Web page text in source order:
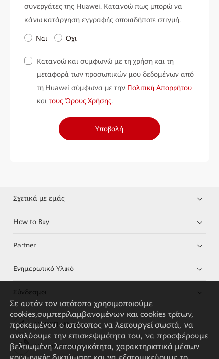
συνεργάτες της Huawei. Κατανοώ πως μπορώ να
κάνω κατάργηση εγγραφής οποιαδήποτε στιγμή.
Ναι Όχι
Κατανοώ και συμφωνώ με τη χρήση και τη
μεταφορά των προσωπικών μου δεδομένων από
τη Huawei σύμφωνα με την Πολιτική Απορρήτου
και τους Όρους Χρήσης.
Υποβολή
Σχετικά με εμάς
How to Buy
Partner
Ενημερωτικό Υλικό
Σύνδεσμοι
HUAWEI eKit App
Huawei HiKnow App
Σε αυτόν τον ιστότοπο χρησιμοποιούμε
cookies,συμπεριλαμβανομένων και cookies τρίτων,
προκειμένου ο ιστότοπος να λειτουργεί σωστά, να
αναλύουμε την επισκεψιμότητα του, να προσφέρουμε
βελτιωμένη λειτουργικότητα, χαρακτηριστικά μέσων